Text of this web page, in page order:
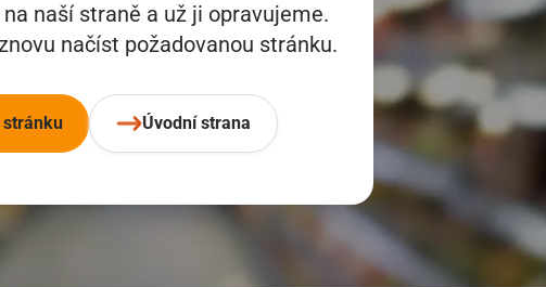
naší straně a už ji opravujeme.
načíst požadovanou stránku.
stránku Úvodní strana